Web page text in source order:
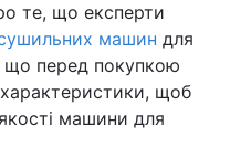
те, що експерти
машин для
що перед покупкою
щоб
машини для